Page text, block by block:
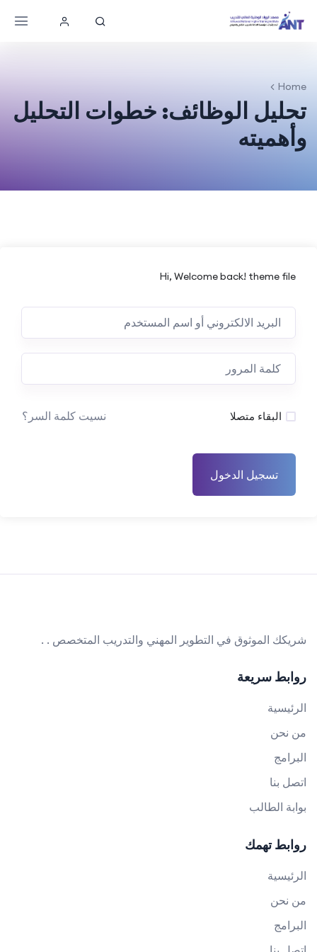
Home
تحليل الوظائف: خطوات التحليل
وأهميته
Hi, Welcome back! theme file
البقاء متصلا نسيت كلمة السر؟
تسجيل الدخول
شريكك الموثوق في التطوير المهني والتدريب المتخصص . .
روابط سريعة
الرئيسية
من نحن
البرامج
اتصل بنا
بوابة الطالب
روابط تهمك
الرئيسية
من نحن
البرامج